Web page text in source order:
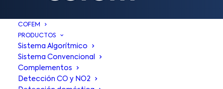
COFEM
PRODUCTOS
Sistema Algorítmico
Sistema Convencional
Complementos
Detección CO y NO2
CONTRATO DE
LICENCIA DE USO DE